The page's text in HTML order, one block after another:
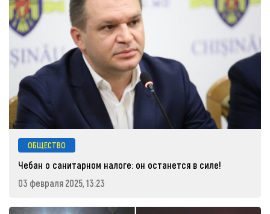
ОБЩЕСТВО
Чебан о санитарном налоге: он останется в силе!
03 февраля 2025, 13:23